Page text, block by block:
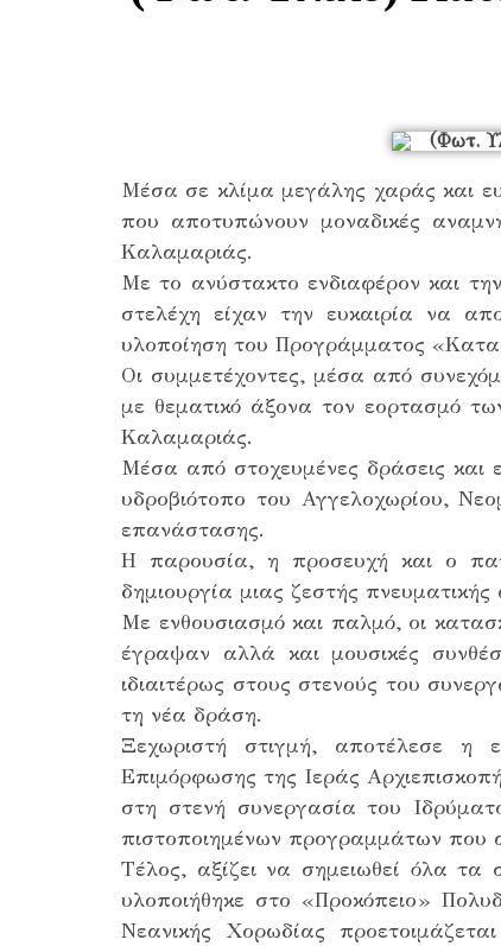
Μέσα σε κλίμα μεγάλης χαράς και
που αποτυπώνουν μοναδικές
Καλαμαριάς.
Με το ανύστακτο ενδιαφέρον και
στελέχη είχαν την ευκαιρία να
υλοποίηση του Προγράμματος
Οι συμμετέχοντες, μέσα από
με θεματικό άξονα τον εορτασμό
Καλαμαριάς.
Μέσα από στοχευμένες δράσεις και
υδροβιότοπο του Αγγελοχωρίου,
επανάστασης.
Η παρουσία, η προσευχή και ο
δημιουργία μιας ζεστής
Με ενθουσιασμό και παλμό, οι
έγραψαν αλλά και μουσικές
ιδιαιτέρως στους στενούς του
τη νέα δράση.
Ξεχωριστή στιγμή, αποτέλεσε η
Επιμόρφωσης της Ιεράς
στη στενή συνεργασία του
πιστοποιημένων προγραμμάτων που
Τέλος, αξίζει να σημειωθεί όλα
υλοποιήθηκε στο «Προκόπειο»
Νεανικής Χορωδίας